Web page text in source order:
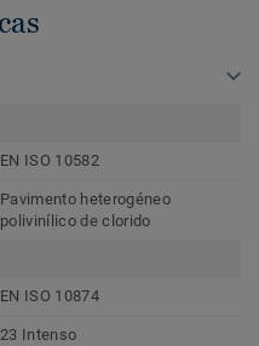
EN ISO 10582
Pavimento heterogéneo
polivinílico de clorido
EN ISO 10874
23 Intenso